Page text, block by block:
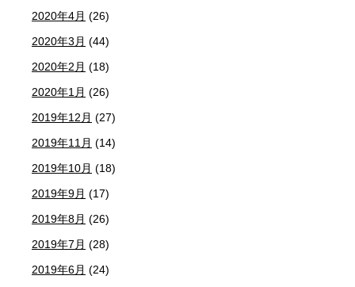
2020年4月 (26)
2020年3月 (44)
2020年2月 (18)
2020年1月 (26)
2019年12月 (27)
2019年11月 (14)
2019年10月 (18)
2019年9月 (17)
2019年8月 (26)
2019年7月 (28)
2019年6月 (24)